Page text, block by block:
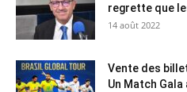
regrette que
14 août 2022
Vente des
Un Match Gala